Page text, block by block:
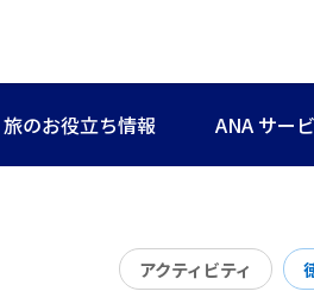
旅のお役立ち情報 ANA サー
アクティビティ